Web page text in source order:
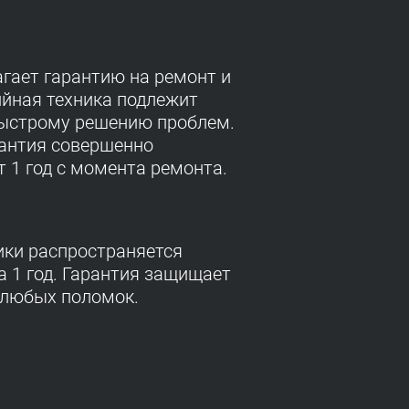
гарантию на ремонт и
техника подлежит
решению проблем.
совершенно
1 год с момента ремонта.
распространяется
1 год. Гарантия защищает
поломок.